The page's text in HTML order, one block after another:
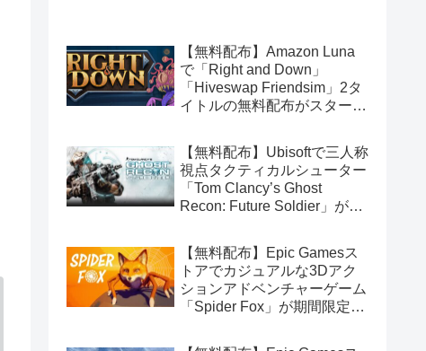
【無料配布】Amazon Luna
で「Right and Down」
「Hiveswap Friendsim」2タ
イトルの無料配布がスタート
【無料配布】Ubisoftで三人称
視点タクティカルシューター
「Tom Clancy’s Ghost
Recon: Future Soldier」が期
Connect版）
【無料配布】Epic Gamesス
トアでカジュアルな3Dアク
ションアドベンチャーゲーム
「Spider Fox」が期間限定で